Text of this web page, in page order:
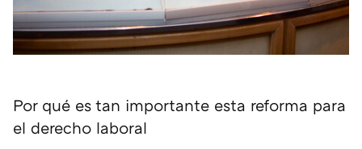
Por qué es tan importante esta reforma para
el derecho laboral